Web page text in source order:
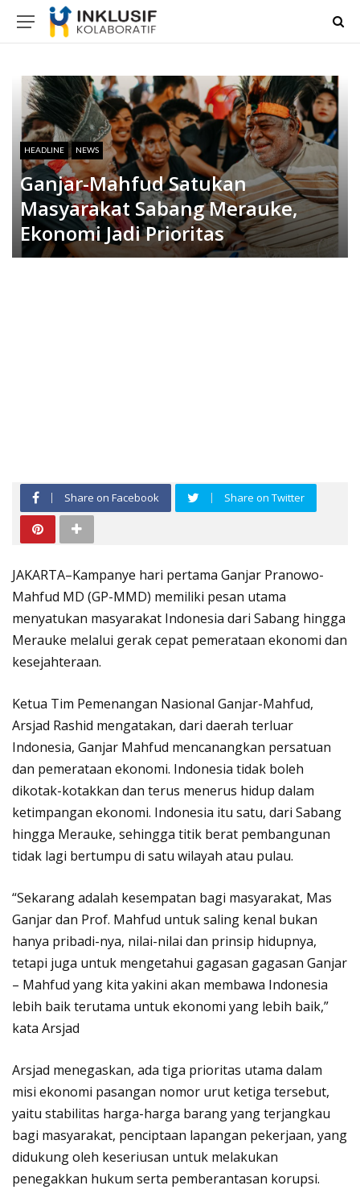
HEADLINE NEWS
Ganjar-Mahfud Satukan
Masyarakat Sabang Merauke,
Ekonomi Jadi Prioritas
Share on Facebook Share on Twitter
JAKARTA–Kampanye hari pertama Ganjar Pranowo-
Mahfud MD (GP-MMD) memiliki pesan utama
menyatukan masyarakat Indonesia dari Sabang hingga
Merauke melalui gerak cepat pemerataan ekonomi dan
kesejahteraan.
Ketua Tim Pemenangan Nasional Ganjar-Mahfud,
Arsjad Rashid mengatakan, dari daerah terluar
Indonesia, Ganjar Mahfud mencanangkan persatuan
dan pemerataan ekonomi. Indonesia tidak boleh
dikotak-kotakkan dan terus menerus hidup dalam
ketimpangan ekonomi. Indonesia itu satu, dari Sabang
hingga Merauke, sehingga titik berat pembangunan
tidak lagi bertumpu di satu wilayah atau pulau.
“Sekarang adalah kesempatan bagi masyarakat, Mas
Ganjar dan Prof. Mahfud untuk saling kenal bukan
hanya pribadi-nya, nilai-nilai dan prinsip hidupnya,
tetapi juga untuk mengetahui gagasan gagasan Ganjar
– Mahfud yang kita yakini akan membawa Indonesia
lebih baik terutama untuk ekonomi yang lebih baik,”
kata Arsjad
Arsjad menegaskan, ada tiga prioritas utama dalam
misi ekonomi pasangan nomor urut ketiga tersebut,
yaitu stabilitas harga-harga barang yang terjangkau
bagi masyarakat, penciptaan lapangan pekerjaan, yang
didukung oleh keseriusan untuk melakukan
penegakkan hukum serta pemberantasan korupsi.